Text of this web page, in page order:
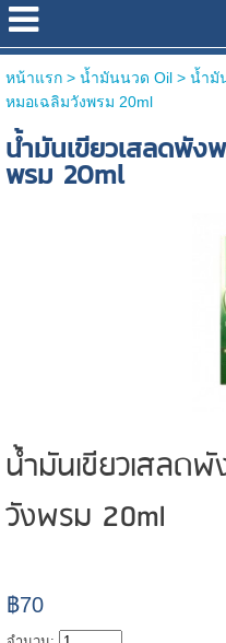
หน้าแรก> น้ำมันนวด Oil > น้ำมั
หมอเฉลิมวังพรม 20ml
น้ำมันเขียวเสลดพัง
พรม 20ml
น้ำมันเขียวเสลด
วังพรม 20ml
฿70